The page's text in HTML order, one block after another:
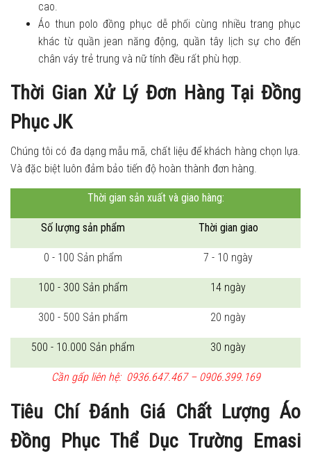
cao.
Áo thun polo đồng phục dễ phối cùng nhiều trang phục
khác từ quần jean năng động, quần tây lịch sự cho đến
chân váy trẻ trung và nữ tính đều rất phù hợp.
Thời Gian Xử Lý Đơn Hàng Tại Đồng
Phục JK
Chúng tôi có đa dạng mẫu mã, chất liệu để khách hàng chọn lựa.
Và đặc biệt luôn đảm bảo tiến độ hoàn thành đơn hàng.
Thời gian sản xuất và giao hàng:
Số lượng sản phẩm Thời gian giao
0 - 100 Sản phẩm 7 - 10 ngày
100 - 300 Sản phẩm 14 ngày
300 - 500 Sản phẩm 20 ngày
500 - 10.000 Sản phẩm 30 ngày
Cần gấp liên hệ: 0936.647.467 – 0906.399.169
Tiêu Chí Đánh Giá Chất Lượng Áo
Đồng Phục Thể Dục Trường Emasi